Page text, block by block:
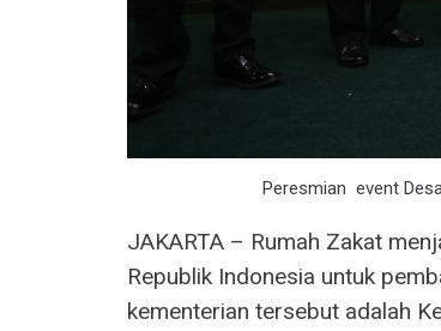
Peresmian event
JAKARTA – Rumah Zakat
Republik Indonesia untuk
kementerian tersebut adalah